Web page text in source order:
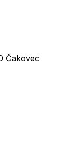
Čakovec